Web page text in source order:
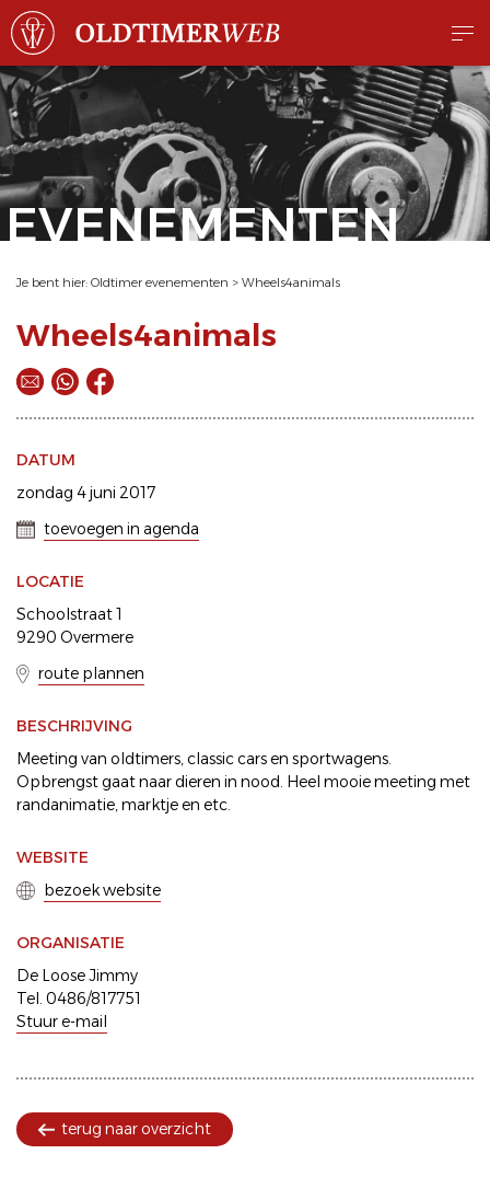
EVENEMENTEN
Je bent hier: Oldtimer evenementen > Wheels4animals
Wheels4animals
DATUM
zondag 4 juni 2017
toevoegen in agenda
LOCATIE
Schoolstraat 1
9290 Overmere
route plannen
BESCHRIJVING
Meeting van oldtimers, classic cars en sportwagens.
Opbrengst gaat naar dieren in nood. Heel mooie meeting met
randanimatie, marktje en etc.
WEBSITE
bezoek website
ORGANISATIE
De Loose Jimmy
Tel. 0486/817751
Stuur e-mail
terug naar overzicht